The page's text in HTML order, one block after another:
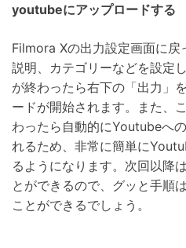
youtubeにアップロードする
Filmora Xの出力設定画面に
説明、カテゴリーなどを設定
が終わったら右下の「出力」
ードが開始されます。また、
わったら自動的にYoutubeへ
れるため、非常に簡単に
るようになります。次回以降
とができるので、グッと手順
ことができるでしょう。